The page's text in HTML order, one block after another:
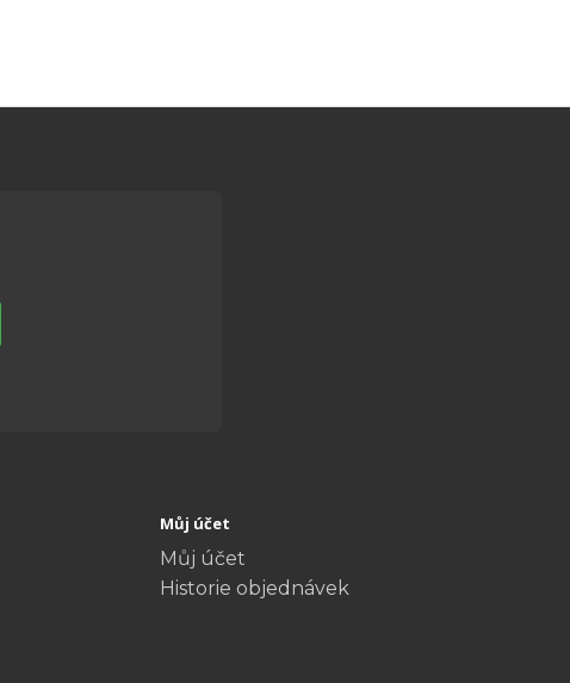
Můj účet
Můj účet
Historie objednávek